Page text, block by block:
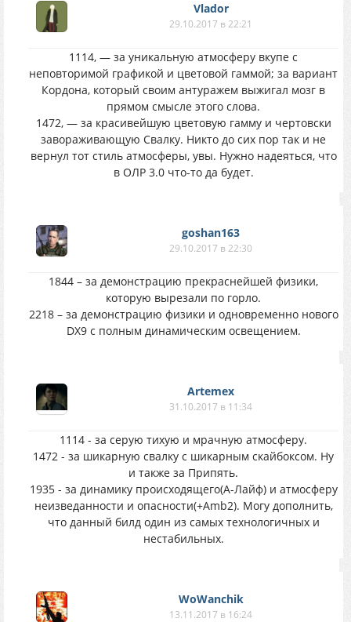
Vlador
29.10.2017 в 22:21
1114, — за уникальную атмосферу вкупе с
неповторимой графикой и цветовой гаммой; за вариант
Кордона, который своим антуражем выжигал мозг в
прямом смысле этого слова.
1472, — за красивейшую цветовую гамму и чертовски
завораживающую Свалку. Никто до сих пор так и не
вернул тот стиль атмосферы, увы. Нужно надеяться, что
в ОЛР 3.0 что-то да будет.
goshan163
29.10.2017 в 22:30
1844 – за демонстрацию прекраснейшей физики,
которую вырезали по горло.
2218 – за демонстрацию физики и одновременно нового
DX9 с полным динамическим освещением.
Artemex
31.10.2017 в 11:34
1114 - за серую тихую и мрачную атмосферу.
1472 - за шикарную свалку с шикарным скайбоксом. Ну
и также за Припять.
1935 - за динамику происходящего(А-Лайф) и атмосферу
неизведанности и опасности(+Amb2). Могу дополнить,
что данный билд один из самых технологичных и
нестабильных.
WoWanchik
13.11.2017 в 16:24